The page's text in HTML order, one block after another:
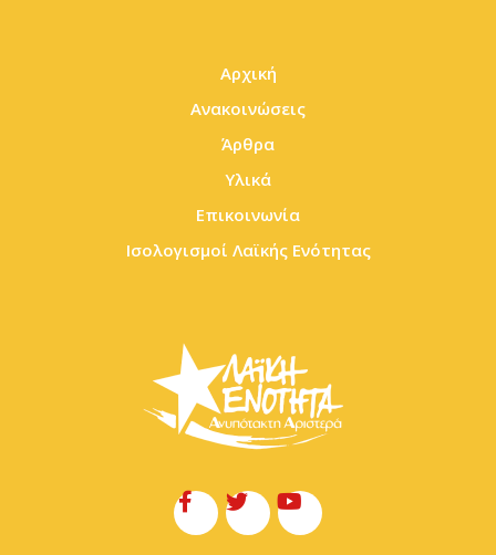
Αρχική
Ανακοινώσεις
Άρθρα
Υλικά
Επικοινωνία
Ισολογισμοί Λαϊκής Ενότητας